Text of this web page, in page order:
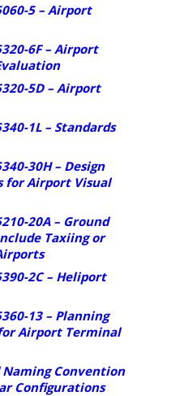
5 – Airport
6F – Airport
5D – Airport
1L – Standards
30H – Design
for Airport Visual
20A – Ground
Taxiing or
2C – Heliport
13 – Planning
Airport Terminal
Naming Convention
Configurations